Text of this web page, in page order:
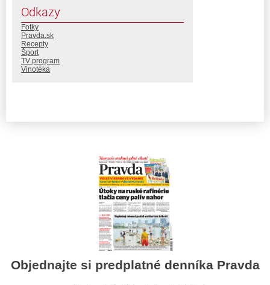
Odkazy
Fotky
Pravda.sk
Recepty
Šport
TV program
Vinotéka
Objednajte si predplatné denníka Pravda